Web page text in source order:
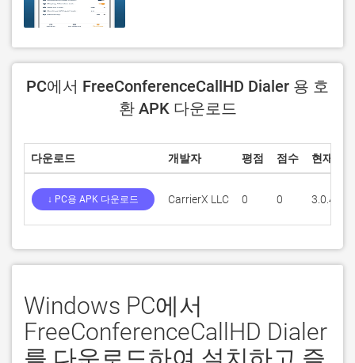
PC에서 FreeConferenceCallHD Dialer 용 호
환 APK 다운로드
다운로드 개발자 평점 점수 현재 버
↓ PC용 APK 다운로드 CarrierX LLC 0 0 3.0.4
Windows PC에서
FreeConferenceCallHD Dialer